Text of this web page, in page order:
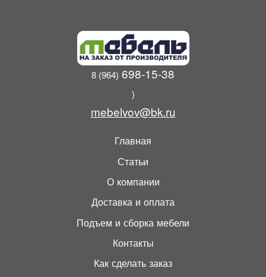
8 (964) 698-15-38
)
mebelvov@bk.ru
Главная
Статьи
О компании
Доставка и оплата
Подъем и сборка мебели
Контакты
Как сделать заказ